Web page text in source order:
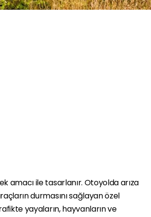
amacı ile tasarlanır. Otoyolda arıza
durmasını sağlayan özel
yayaların, hayvanların ve